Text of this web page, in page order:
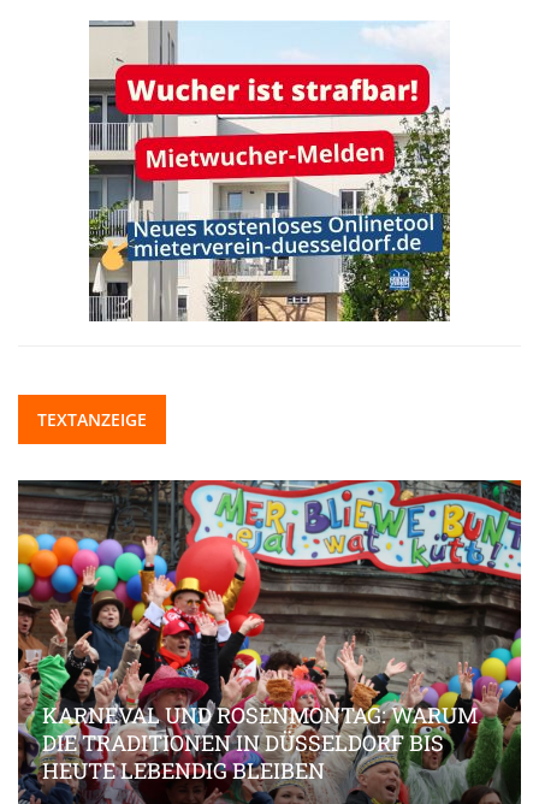
TEXTANZEIGE
KARNEVAL UND ROSENMONTAG: WARUM
DIE TRADITIONEN IN DÜSSELDORF BIS
HEUTE LEBENDIG BLEIBEN